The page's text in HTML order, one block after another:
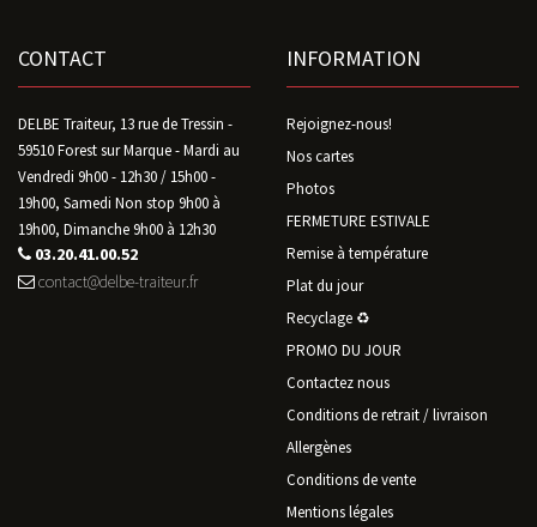
CONTACT
DELBE Traiteur, 13 rue de Tressin -
59510 Forest sur Marque - Mardi au
Vendredi 9h00 - 12h30 / 15h00 -
19h00, Samedi Non stop 9h00 à
19h00, Dimanche 9h00 à 12h30
03.20.41.00.52
contact@delbe-traiteur.fr
INFORMATION
Rejoignez-nous!
Nos cartes
Photos
FERMETURE ESTIVALE
Remise à température
Plat du jour
Recyclage ♻️
PROMO DU JOUR
Contactez nous
Conditions de retrait / livraison
Allergènes
Conditions de vente
Mentions légales